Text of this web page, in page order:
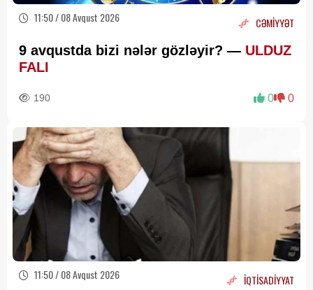
11:50 / 08 Avqust 2026 CƏMİYYƏT
9 avqustda bizi nələr gözləyir? — ULDUZ
FALI
190 0 0
11:50 / 08 Avqust 2026 İQTİSADİYYAT